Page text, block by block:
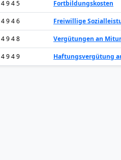
4 9 4 5 Fortbildungskosten
4 9 4 6 Freiwillige
4 9 4 8 Vergütungen an
4 9 4 9 Haftungsvergütung